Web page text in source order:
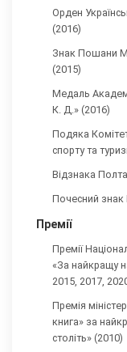
Орден
(2016)
Знак Пошани
(2015)
Медаль
К. Д.» (2016)
Подяка
спорту та
Відзнака
Почесний знак
Премії
Премії
«За найкращу
2015, 2017,
Премія
книга» за
століть» (2010)